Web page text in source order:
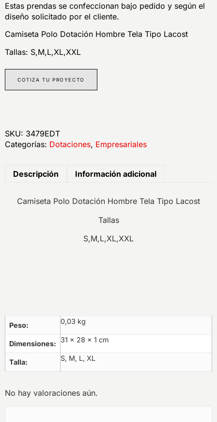
Estas prendas se confeccionan bajo pedido y según el
diseño solicitado por el cliente.
Camiseta Polo Dotación Hombre Tela Tipo Lacost
Tallas: S,M,L,XL,XXL
COTIZA TU PROYECTO
SKU: 3479EDT
Categorías: Dotaciones, Empresariales
Descripción Información adicional
Camiseta Polo Dotación Hombre Tela Tipo Lacost
Tallas
S,M,L,XL,XXL
Peso 0,03 kg
Dimensiones 31 × 28 × 1 cm
Talla S, M, L, XL
No hay valoraciones aún.